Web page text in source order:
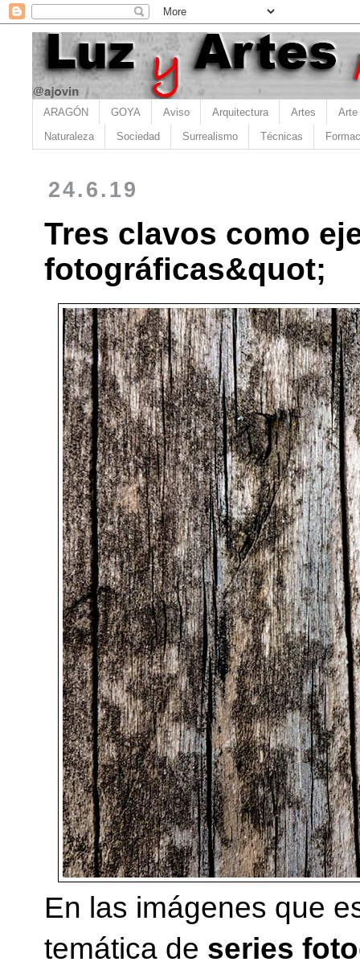
ARAGÓN GOYA Aviso Arquitectura Artes Arte
Naturaleza Sociedad Surrealismo Técnicas
24.6.19
Tres clavos como
fotográficas&quot;
En las imágenes que
temática de series